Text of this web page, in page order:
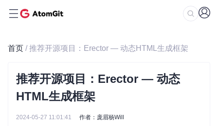
首页 / 推荐开源项目：Erector — 动态HTML生成框架
推荐开源项目：Erector — 动态
HTML生成框架
2024-05-27 11:01:41 作者：庞眉杨Will